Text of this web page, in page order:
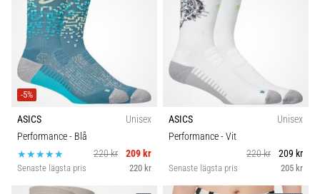
-5%
ASICS
Unisex
Performance- Blå
220 kr
209 kr
Senaste lägsta pris 220 kr
ASICS
Unisex
Performance- Vit
220 kr
209 kr
Senaste lägsta pris 205 kr